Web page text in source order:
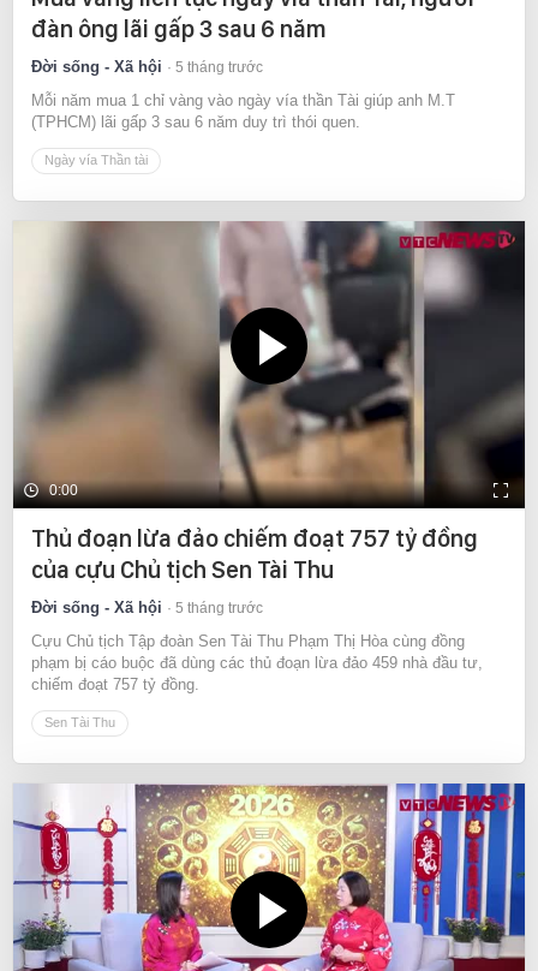
đàn ông lãi gấp 3 sau 6 năm
Đời sống - Xã hội 5 tháng trước
Mỗi năm mua 1 chỉ vàng vào ngày vía thần Tài giúp anh M.T
(TPHCM) lãi gấp 3 sau 6 năm duy trì thói quen.
Ngày vía Thần tài
0:00
Thủ đoạn lừa đảo chiếm đoạt 757 tỷ đồng
của cựu Chủ tịch Sen Tài Thu
Đời sống - Xã hội 5 tháng trước
Cựu Chủ tịch Tập đoàn Sen Tài Thu Phạm Thị Hòa cùng đồng
phạm bị cáo buộc đã dùng các thủ đoạn lừa đảo 459 nhà đầu tư,
chiếm đoạt 757 tỷ đồng.
Sen Tài Thu